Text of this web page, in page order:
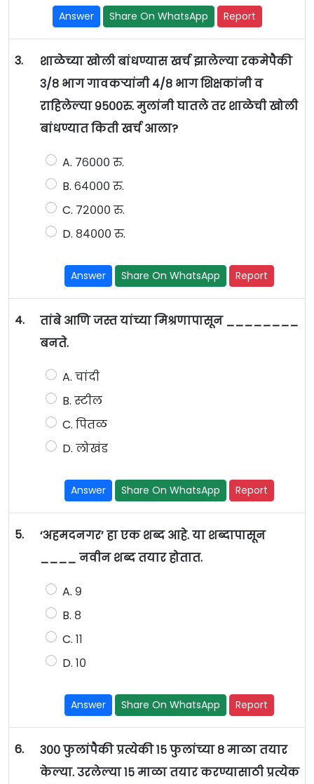
Answer Share On WhatsApp Report
3.
शाळेच्या खोली बांधण्यास खर्च झालेल्या रकमेपैकी
३/८ भाग गावकऱ्यांनी ४/८ भाग शिक्षकांनी व
राहिलेल्या ९५००रु. मुलांनी घातले तर शाळेची खोली
बांधण्यात किती खर्च आला?
A. ७६००० रु.
B. ६४००० रु.
C. ७२००० रु.
D. ८४००० रु.
Answer Share On WhatsApp Report
4.
तांबे आणि जस्त यांच्या मिश्रणापासून ________
बनते.
A. चांदी
B. स्टील
C. पितळ
D. लोखंड
Answer Share On WhatsApp Report
5.
‘अहमदनगर’ हा एक शब्द आहे. या शब्दापासून
____ नवीन शब्द तयार होतात.
A. ९
B. ८
C. ११
D. १०
Answer Share On WhatsApp Report
6.
३०० फुलांपैकी प्रत्येकी १५ फुलांच्या ८ माळा तयार
केल्या. उरलेल्या १५ माळा तयार करण्यासाठी प्रत्येक